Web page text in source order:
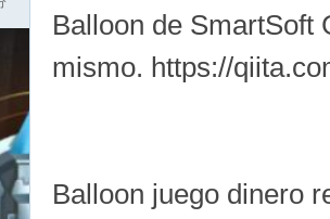
Balloon de SmartSoft
mismo. https://
Balloon juego dinero